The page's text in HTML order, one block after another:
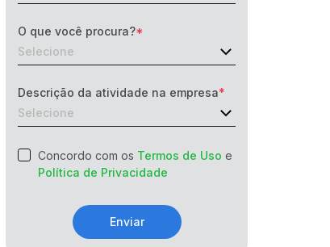
O que você procura?
Descrição da atividade na empresa
Concordo com os Termos de Uso e
Política de Privacidade
Enviar